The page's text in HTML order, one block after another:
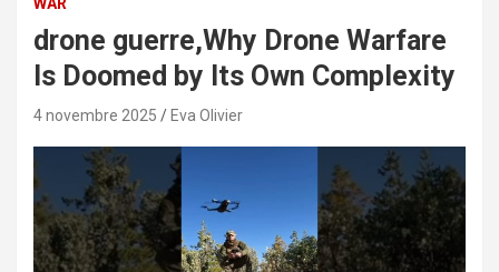
drone guerre,Why Drone Warfare
Is Doomed by Its Own Complexity
4 novembre 2025 Eva Olivier